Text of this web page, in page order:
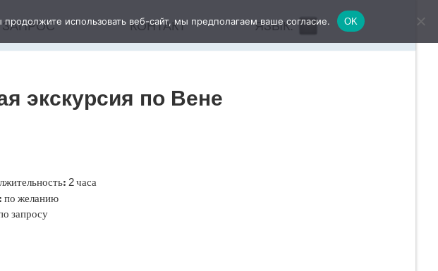
ЗАПРОС КОНТАКТ ЯЗЫК:
экскурсия по Вене
2часа
по желанию
запросу
использовать веб-сайт, мы предполагаем ваше согласие. OK